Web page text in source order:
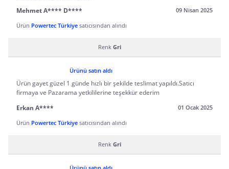
Mehmet A**** D****
09 Nisan 2025
Ürün Powertec Türkiye satıcısından alındı
Renk Gri
Ürünü satın aldı
Ürün gayet güzel 1 günde hızlı bir şekilde teslimat yapıldı.Satıcı
firmaya ve Pazarama yetkililerine teşekkür ederim
Erkan A****
01 Ocak 2025
Ürün Powertec Türkiye satıcısından alındı
Renk Gri